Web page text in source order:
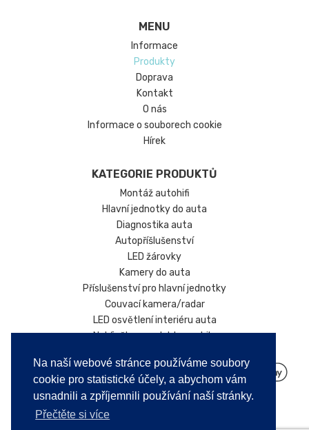
Na naší webové stránce používáme soubory
cookie pro statistické účely, a abychom vám
usnadnili a zpříjemnili používání naší stránky.
Přečtěte si více
MENU
Informace
Produkty
Doprava
Kontakt
O nás
Informace o souborech cookie
Hírek
KATEGORIE PRODUKTŮ
Montáž autohifi
Hlavní jednotky do auta
Diagnostika auta
Autopříšlušenství
LED žárovky
Kamery do auta
Příslušenství pro hlavní jednotky
Couvací kamera/radar
LED osvětlení interiéru auta
Nabíječky pro elektromobily